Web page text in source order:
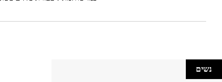
נשים